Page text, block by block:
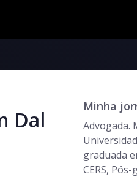
Dal
Minha
Advogada.
graduada
CERS,